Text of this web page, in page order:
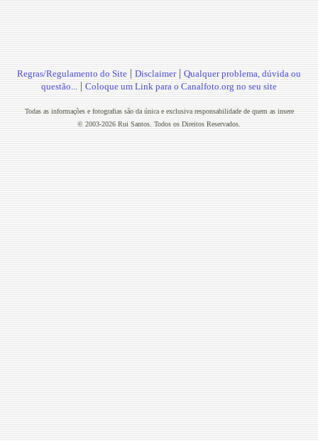
Regras/Regulamento do Site | Disclaimer| Qualquer problema, dúvida ou
questão... | Coloque um Link para o Canalfoto.org no seu site
Todas as informações e fotografias são da única e exclusiva responsabilidade de quem as insere
© 2003-2026 Rui Santos. Todos os Direitos Reservados.